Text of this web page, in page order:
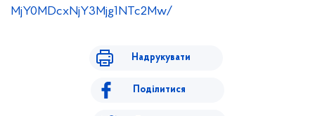
MjY0MDcxNjY3Mjg1NTc2Mw/
Надрукувати
Поділитися